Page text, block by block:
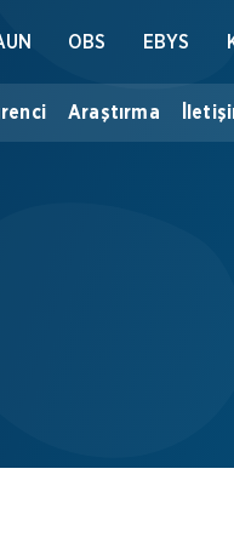
Araştırma
OBS EBYS
Üniversitemiz